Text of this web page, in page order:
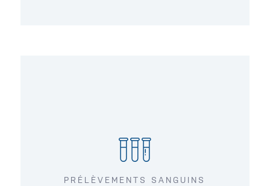
PRÉLÈVEMENTS SANGUINS